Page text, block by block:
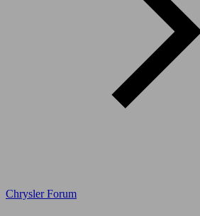
Chrysler Forum